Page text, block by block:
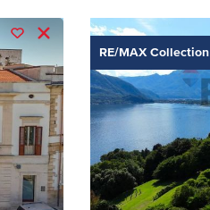
RE/MAX Collection